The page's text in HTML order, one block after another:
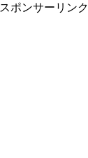
スポンサーリンク